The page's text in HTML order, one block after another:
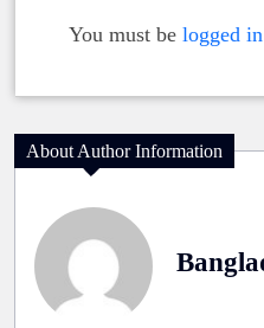
You must be logged in
About Author Information